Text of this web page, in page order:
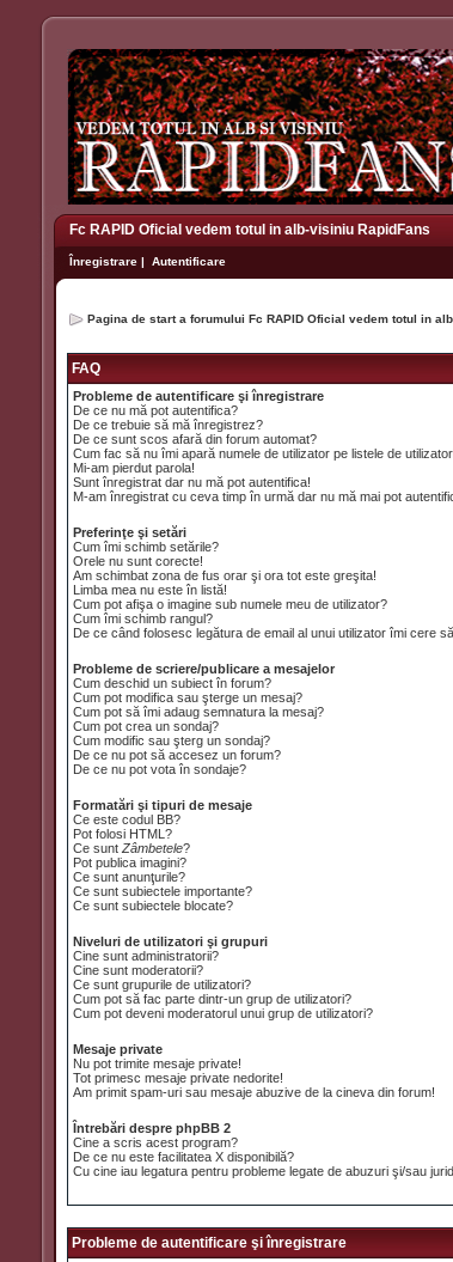
Fc RAPID Oficial vedem totul in alb-visiniu RapidFans
Înregistrare | Autentificare
Pagina de start a forumului Fc RAPID Oficial vedem totul in
FAQ
Probleme de autentificare şi înregistrare
De ce nu mă pot autentifica?
De ce trebuie să mă înregistrez?
De ce sunt scos afară din forum automat?
Cum fac să nu îmi apară numele de utilizator pe listele de
Mi-am pierdut parola!
Sunt înregistrat dar nu mă pot autentifica!
M-am înregistrat cu ceva timp în urmă dar nu mă mai pot
Preferinţe şi setări
Cum îmi schimb setările?
Orele nu sunt corecte!
Am schimbat zona de fus orar şi ora tot este greşita!
Limba mea nu este în listă!
Cum pot afişa o imagine sub numele meu de utilizator?
Cum îmi schimb rangul?
De ce când folosesc legătura de email al unui utilizator îmi cere
Probleme de scriere/publicare a mesajelor
Cum deschid un subiect în forum?
Cum pot modifica sau şterge un mesaj?
Cum pot să îmi adaug semnatura la mesaj?
Cum pot crea un sondaj?
Cum modific sau şterg un sondaj?
De ce nu pot să accesez un forum?
De ce nu pot vota în sondaje?
Formatări şi tipuri de mesaje
Ce este codul BB?
Pot folosi HTML?
Ce sunt Zâmbetele?
Pot publica imagini?
Ce sunt anunţurile?
Ce sunt subiectele importante?
Ce sunt subiectele blocate?
Niveluri de utilizatori şi grupuri
Cine sunt administratorii?
Cine sunt moderatorii?
Ce sunt grupurile de utilizatori?
Cum pot să fac parte dintr-un grup de utilizatori?
Cum pot deveni moderatorul unui grup de utilizatori?
Mesaje private
Nu pot trimite mesaje private!
Tot primesc mesaje private nedorite!
Am primit spam-uri sau mesaje abuzive de la cineva din forum!
Întrebări despre phpBB 2
Cine a scris acest program?
De ce nu este facilitatea X disponibilă?
Cu cine iau legatura pentru probleme legate de abuzuri şi/sau
Probleme de autentificare şi înregistrare